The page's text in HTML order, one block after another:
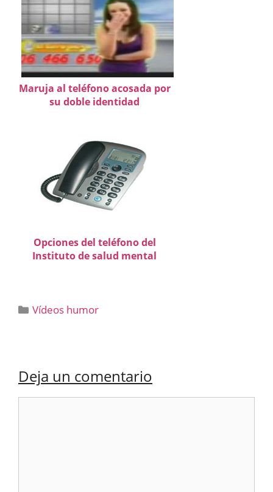
Maruja al teléfono acosada por
su doble identidad
Opciones del teléfono del
Instituto de salud mental
Categorías
Vídeos humor
Deja un comentario